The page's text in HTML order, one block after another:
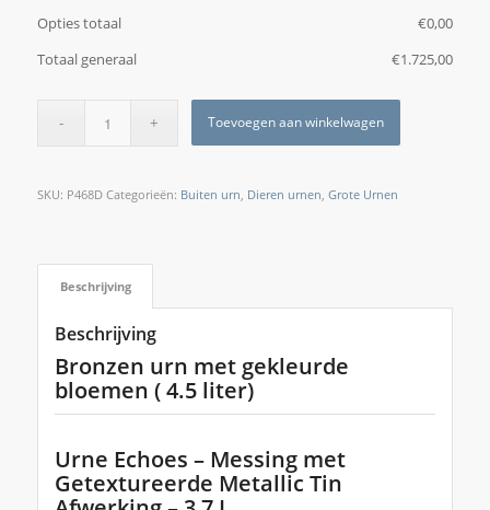
Opties totaal
€‎0,00
Totaal generaal
€‎1.725,00
Toevoegen aan winkelwagen
SKU: P468D Categorieën: Buiten urn Dieren urnen Grote Urnen
Beschrijving
Beschrijving
Bronzen urn met gekleurde
bloemen ( 4.5 liter)
Urne Echoes – Messing met
Getextureerde Metallic Tin